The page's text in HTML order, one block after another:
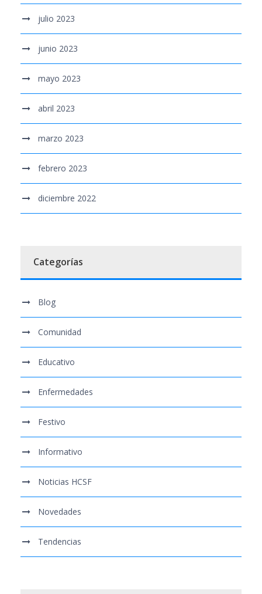
julio 2023
junio 2023
mayo 2023
abril 2023
marzo 2023
febrero 2023
diciembre 2022
Categorías
Blog
Comunidad
Educativo
Enfermedades
Festivo
Informativo
Noticias HCSF
Novedades
Tendencias